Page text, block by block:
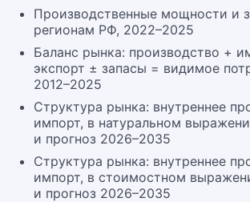
Производственные мощности и
регионам РФ, 2022–2025
Баланс рынка: производство +
экспорт ± запасы = видимое
2012–2025
Структура рынка: внутреннее
импорт, в натуральном
и прогноз 2026–2035
Структура рынка: внутреннее
импорт, в стоимостном
и прогноз 2026–2035